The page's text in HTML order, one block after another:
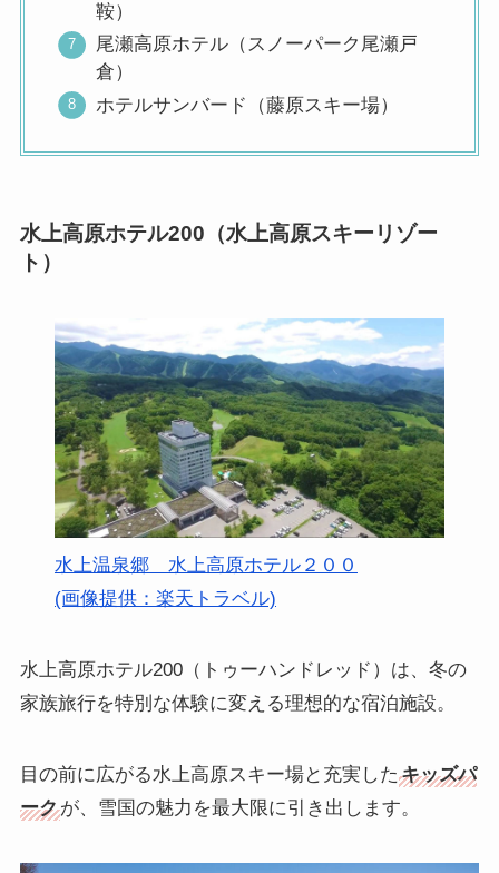
鞍）
尾瀬高原ホテル（スノーパーク尾瀬戸
倉）
ホテルサンバード（藤原スキー場）
水上高原ホテル200（水上高原スキーリゾー
ト）
水上温泉郷 水上高原ホテル２００
(画像提供：楽天トラベル)
水上高原ホテル200（トゥーハンドレッド）は、冬の
家族旅行を特別な体験に変える理想的な宿泊施設。
目の前に広がる水上高原スキー場と充実した キッズパ
ークが、雪国の魅力を最大限に引き出します。